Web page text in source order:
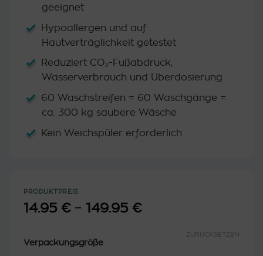
geeignet
Hypoallergen und auf
Hautverträglichkeit getestet
Reduziert CO₂-Fußabdruck,
Wasserverbrauch und Überdosierung
60 Waschstreifen = 60 Waschgänge =
ca. 300 kg saubere Wäsche
Kein Weichspüler erforderlich
PRODUKTPREIS
14.95 € – 149.95 €Preisspanne:
Verpackungsgröße
ZURÜCKSETZEN